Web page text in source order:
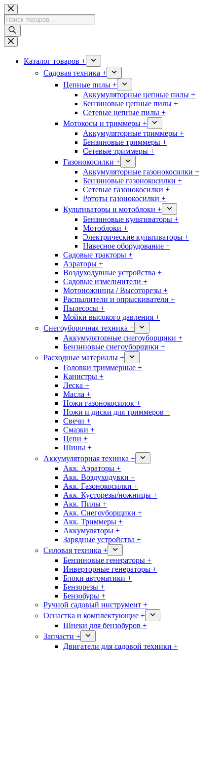
Перейти
к
сути
Поиск
товаров
Каталог товаров +
Садовая техника +
Цепные пилы +
Аккумуляторные цепные пилы +
Бензиновые цепные пилы +
Сетевые цепные пилы +
Мотокосы и триммеры +
Аккумуляторные триммеры +
Бензиновые триммеры +
Сетевые триммеры +
Газонокосилки +
Аккумуляторные газонокосилки +
Бензиновые газонокосилки +
Сетевые газонокосилки +
Рототы газонокосилки +
Культиваторы и мотоблоки +
Бензиновые культиваторы +
Мотоблоки +
Электрические культиваторы +
Навесное оборудование +
Садовые тракторы +
Аэраторы +
Воздуходувные устройства +
Садовые измельчители +
Мотоножницы / Высоторезы +
Распылители и опрыскиватели +
Пылесосы +
Мойки высокого давления +
Снегоуборочная техника +
Аккумуляторные снегоуборщики +
Бензиновые снегоуборщики +
Расходные материалы +
Головки триммерные +
Канистры +
Леска +
Масла +
Ножи газонокосилок +
Ножи и диски для триммеров +
Свечи +
Смазки +
Цепи +
Шины +
Аккумуляторная техника +
Акк. Аэраторы +
Акк. Воздуходувки +
Акк. Газонокосилки +
Акк. Кусторезы/ножницы +
Акк. Пилы +
Акк. Снегоуборщики +
Акк. Триммеры +
Аккумуляторы +
Зарядные устройства +
Силовая техника +
Бензиновые генераторы +
Инверторные генераторы +
Блоки автоматики +
Бензорезы +
Бензобуры +
Ручной садовый инструмент +
Оснастка и комплектующие +
Шнеки для бензобуров +
Запчасти +
Двигатели для садовой техники +